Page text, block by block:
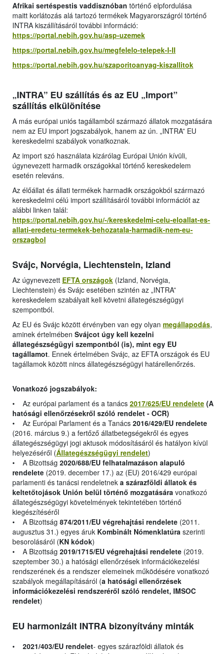
Afrikai sertéspestis vaddisznóban történő elpfordulása
maitt korlátozás alá tartozó termékek Magyarországról történő
INTRA kiszállításáról további információ:
https://portal.nebih.gov.hu/asp-uzemek
https://portal.nebih.gov.hu/megfelelo-telepek-I-II
https://portal.nebih.gov.hu/szaporitoanyag-kiszallitok
„INTRA” EU szállítás és az EU „Import”
szállítás elkülönítése
A más európai uniós tagállamból származó állatok mozgatására
nem az EU import jogszabályok, hanem az ún. „INTRA” EU
kereskedelmi szabályok vonatkoznak.
Az import szó használata kizárólag Európai Unión kívüli,
úgynevezett harmadik országokkal történő kereskedelem
esetén releváns.
Az élőállat és állati termékek harmadik országokból származó
kereskedelmi célú import szállításáról további információt az
alábbi linken talál:
https://portal.nebih.gov.hu/-/kereskedelmi-celu-eloallat-es-
allati-eredetu-termekek-behozatala-harmadik-nem-eu-
orszagbol
Svájc, Norvégia, Liechtenstein, Izland
Az úgynevezett EFTA országok (Izland, Norvégia,
Liechtenstein) és Svájc esetében szintén az „INTRA”
kereskedelem szabályait kell követni állategészségügyi
szempontból.
Az EU és Svájc között érvényben van egy olyan megállapodás,
aminek értelmében Svájcot úgy kell kezelni
állategészségügyi szempontból (is), mint egy EU
tagállamot. Ennek értelmében Svájc, az EFTA országok és EU
tagállamok között nincs állategészségügyi határellenőrzés.
Vonatkozó jogszabályok:
• Az európai parlament és a tanács 2017/625/EU rendelete (A
hatósági ellenőrzésekről szóló rendelet - OCR)
• Az Európai Parlament és a Tanács 2016/429/EU rendelete
(2016. március 9.) a fertőző állatbetegségekről és egyes
állategészségügyi jogi aktusok módosításáról és hatályon kívül
helyezéséről (Állategészségügyi rendelet)
• A Bizottság 2020/688/EU felhatalmazáson alapuló
rendelete (2019. december 17.) az (EU) 2016/429 európai
parlamenti és tanácsi rendeletnek a szárazföldi állatok és
keltetőtojások Unión belül történő mozgatására vonatkozó
állategészségügyi követelmények tekintetében történő
kiegészítéséről
• A Bizottság 874/2011/EU végrehajtási rendelete (2011.
augusztus 31.) egyes áruk Kombinált Nómenklatúra szerinti
besorolásáról (KN kódok)
• A Bizottság 2019/1715/EU végrehajtási rendelete (2019.
szeptember 30.) a hatósági ellenőrzések információkezelési
rendszerének és a rendszer elemeinek működésére vonatkozó
szabályok megállapításáról (a hatósági ellenőrzések
információkezelési rendszeréről szóló rendelet, IMSOC
rendelet)
EU harmonizált INTRA bizonyítvány minták
• 2021/403/EU rendelet- egyes szárazföldi állatok és